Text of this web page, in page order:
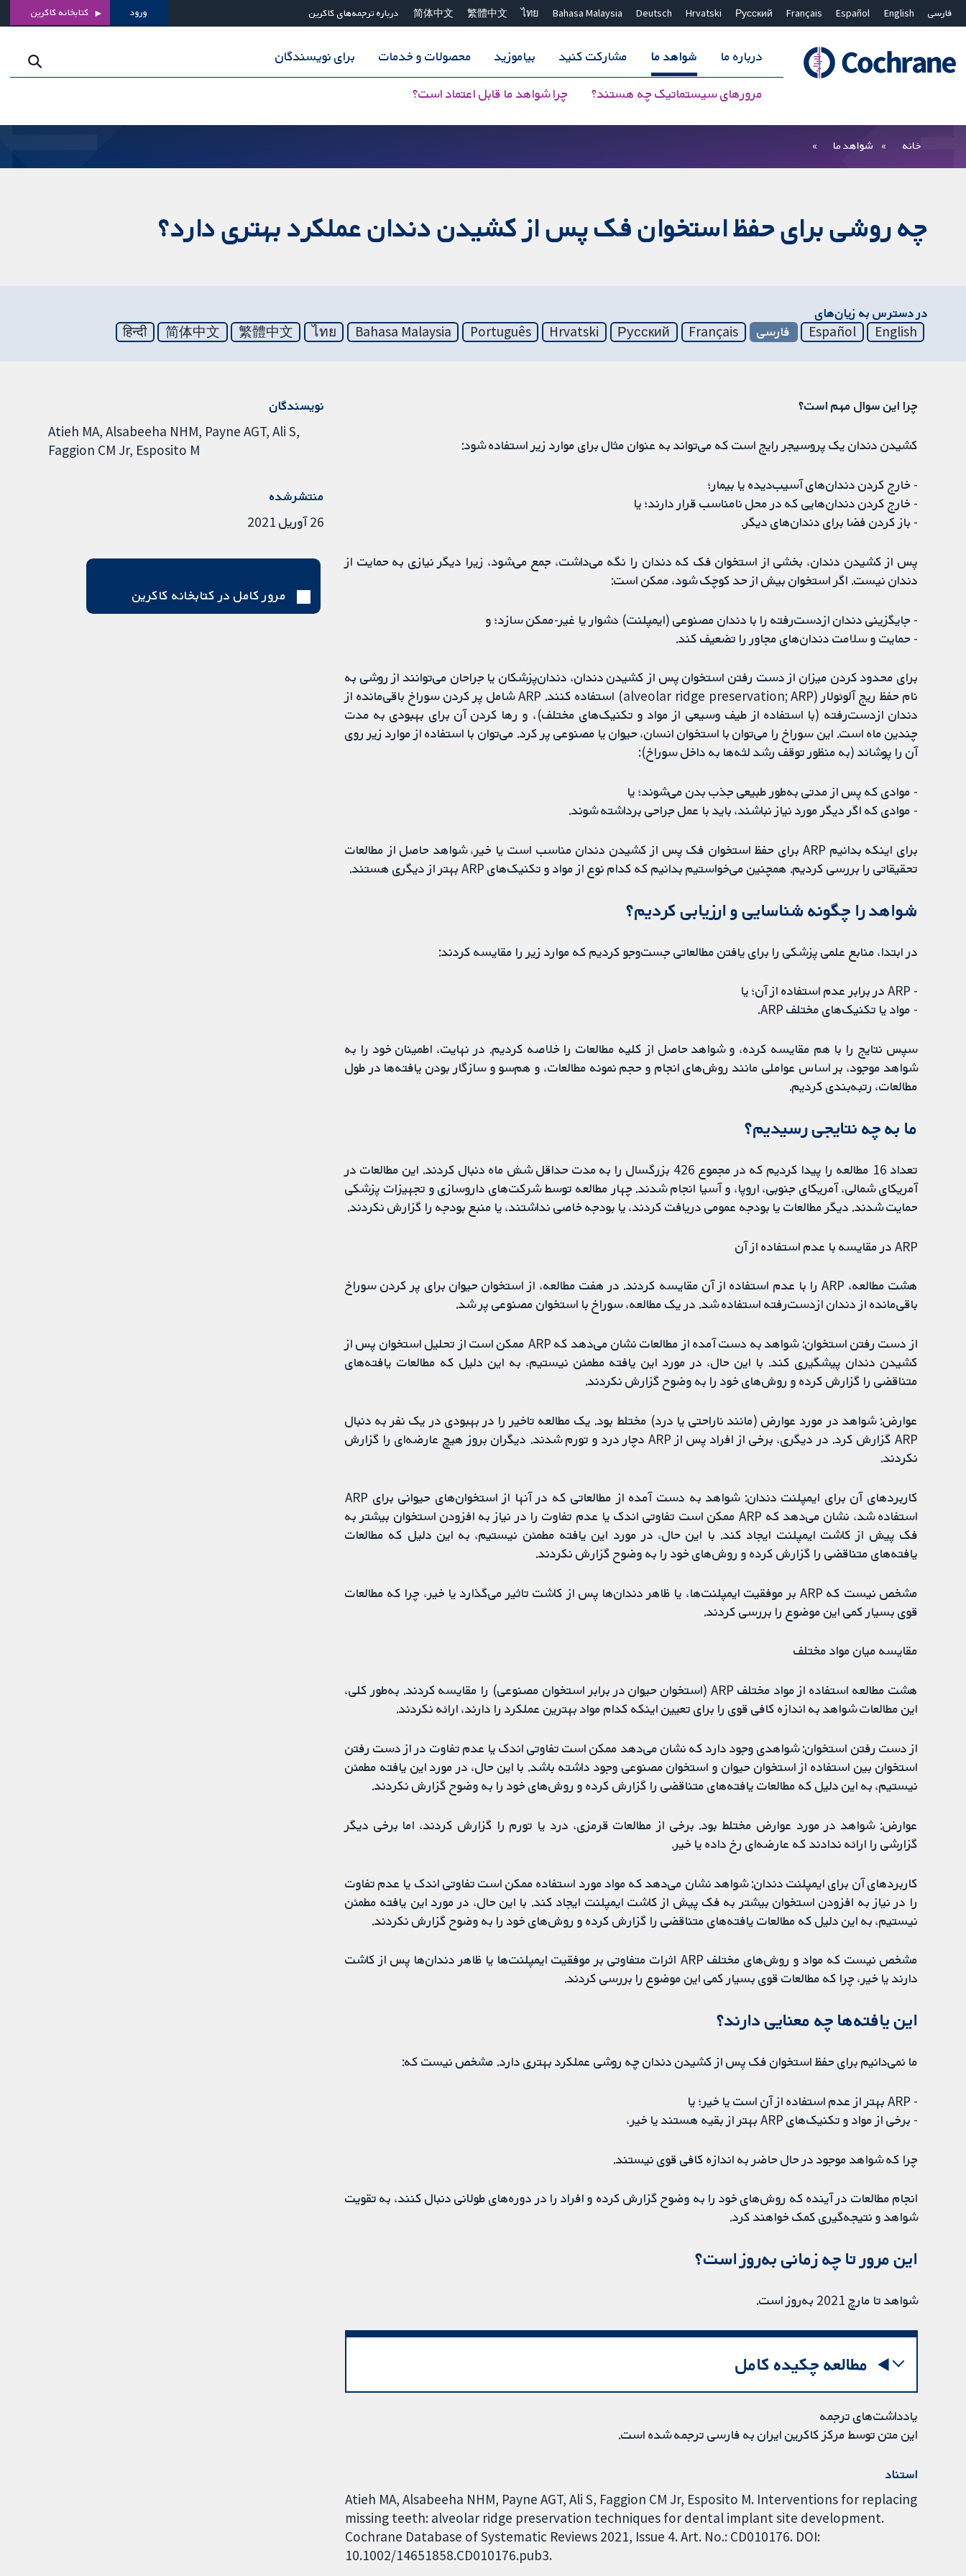
فارسی English
Español
Français
Русский
Hrvatski
Deutsch
Bahasa Malaysia
ไทย
繁體中文
简体中文 درباره ترجمه‌های کاکرین ورود کتابخانه کاکرین
درباره ما شواهد ما
مرورهای سیستماتیک چه هستند؟ چرا شواهد ما قابل اعتماد است؟
مشارکت کنید بیاموزید محصولات و خدمات برای نویسندگان
بستن جستجو ✖
خانه شواهد ما
چه روشی برای حفظ استخوان فک پس از کشیدن دندان عملکرد بهتری دارد؟
در دسترس به زیان‌های
English
Español فارسی Français
Русский
Hrvatski
Português
Bahasa Malaysia
ไทย
繁體中文
简体中文
हिन्दी
چرا این سوال مهم است؟
کشیدن دندان یک پروسیجر رایج است که می‌تواند به عنوان مثال برای موارد زیر استفاده شود:
- خارج کردن دندان‌های آسیب‌دیده یا بیمار؛
- خارج کردن دندان‌هایی که در محل نامناسب قرار دارند؛ یا
- باز کردن فضا برای دندان‌های دیگر.
پس از کشیدن دندان، بخشی از استخوان فک که دندان را نگه می‌داشت، جمع می‌شود، زیرا دیگر نیازی به حمایت از
دندان نیست. اگر استخوان بیش از حد کوچک شود، ممکن است:
- جایگزینی دندان از‌دست‌رفته را با دندان مصنوعی (ایمپلنت) دشوار یا غیر-ممکن سازد؛ و
- حمایت و سلامت دندان‌های مجاور را تضعیف کند.
برای محدود کردن میزان از دست رفتن استخوان پس از کشیدن دندان، دندان‌پزشکان یا جراحان می‌توانند از روشی به
نام حفظ ریج آلوئولار (alveolar ridge preservation; ARP) استفاده کنند. ARP شامل پر کردن سوراخ باقی‌مانده از
دندان ازدست‌رفته (با استفاده از طیف وسیعی از مواد و تکنیک‌های مختلف)، و رها کردن آن برای بهبودی به مدت
چندین ماه است. این سوراخ را می‌توان با استخوان انسان، حیوان یا مصنوعی پر کرد. می‌توان با استفاده از موارد زیر روی
آن را پوشاند (به منظور توقف رشد لثه‌ها به داخل سوراخ):
- موادی که پس از مدتی به‌طور طبیعی جذب بدن می‌شوند؛ یا
- موادی که اگر دیگر مورد نیاز نباشند، باید با عمل جراحی برداشته شوند.
برای اینکه بدانیم ARP برای حفظ استخوان فک پس از کشیدن دندان مناسب است یا خیر، شواهد حاصل از مطالعات
تحقیقاتی را بررسی کردیم. همچنین می‌خواستیم بدانیم که کدام نوع از مواد و تکنیک‌های ARP بهتر از دیگری هستند.
شواهد را چگونه شناسایی و ارزیابی کردیم؟
در ابتدا، منابع علمی پزشکی را برای یافتن مطالعاتی جست‌وجو کردیم که موارد زیر را مقایسه کردند:
- ARP در برابر عدم استفاده از آن؛ یا
- مواد یا تکنیک‌های مختلف ARP.
سپس نتایج را با هم مقایسه کرده، و شواهد حاصل از کلیه مطالعات را خلاصه کردیم. در نهایت، اطمینان خود را به
شواهد موجود، بر اساس عواملی مانند روش‌های انجام و حجم نمونه مطالعات، و هم‌سو و سازگار بودن یافته‌ها در طول
مطالعات، رتبه‌بندی کردیم.
ما به چه نتایجی رسیدیم؟
تعداد 16 مطالعه را پیدا کردیم که در مجموع 426 بزرگسال را به مدت حداقل شش ماه دنبال کردند. این مطالعات در
آمریکای شمالی، آمریکای جنوبی، اروپا، و آسیا انجام شدند. چهار مطالعه توسط شرکت‌های داروسازی و تجهیزات پزشکی
حمایت شدند. دیگر مطالعات یا بودجه عمومی دریافت کردند، یا بودجه خاصی نداشتند، یا منبع بودجه را گزارش نکردند.
ARP در مقایسه با عدم استفاده از آن
هشت مطالعه، ARP را با عدم استفاده از آن مقایسه کردند. در هفت مطالعه، از استخوان حیوان برای پر کردن سوراخ
باقی‌مانده از دندان از‌دست‌رفته استفاده شد. در یک مطالعه، سوراخ با استخوان مصنوعی پر شد.
از دست رفتن استخوان: شواهد به دست آمده از مطالعات نشان می‌دهد که ARP ممکن است از تحلیل استخوان پس از
کشیدن دندان پیشگیری کند. با این حال، در مورد این یافته مطمئن نیستیم، به این دلیل که مطالعات یافته‌های
متناقضی را گزارش کرده و روش‌های خود را به وضوح گزارش نکردند.
عوارض: شواهد در مورد عوارض (مانند ناراحتی یا درد) مختلط بود. یک مطالعه تاخیر را در بهبودی در یک نفر به دنبال
ARP گزارش کرد. در دیگری، برخی از افراد پس از ARP دچار درد و تورم شدند. دیگران بروز هیچ عارضه‌ای را گزارش
نکردند.
کاربردهای آن برای ایمپلنت دندان: شواهد به دست آمده از مطالعاتی که در آنها از استخوان‌های حیوانی برای ARP
استفاده شد، نشان می‌دهد که ARP ممکن است تفاوتی اندک یا عدم تفاوت را در نیاز به افزودن استخوان بیشتر به
فک پیش از کاشت ایمپلنت ایجاد کند. با این حال، در مورد این یافته مطمئن نیستیم، به این دلیل که مطالعات
یافته‌های متناقضی را گزارش کرده و روش‌های خود را به وضوح گزارش نکردند.
مشخص نیست که ARP بر موفقیت ایمپلنت‌ها، یا ظاهر دندان‌ها پس از کاشت تاثیر می‌گذارد یا خیر، چرا که مطالعات
قوی بسیار کمی این موضوع را بررسی کردند.
مقایسه میان مواد مختلف
هشت مطالعه استفاده از مواد مختلف ARP (استخوان حیوان در برابر استخوان مصنوعی) را مقایسه کردند. به‌طور کلی،
این مطالعات شواهد به اندازه کافی قوی را برای تعیین اینکه کدام مواد بهترین عملکرد را دارند، ارائه نکردند.
از دست رفتن استخوان: شواهدی وجود دارد که نشان می‌دهد ممکن است تفاوتی اندک یا عدم تفاوت در از دست رفتن
استخوان بین استفاده از استخوان حیوان و استخوان مصنوعی وجود داشته باشد. با این حال، در مورد این یافته مطمئن
نیستیم، به این دلیل که مطالعات یافته‌های متناقضی را گزارش کرده و روش‌های خود را به وضوح گزارش نکردند.
عوارض: شواهد در مورد عوارض مختلط بود. برخی از مطالعات قرمزی، درد یا تورم را گزارش کردند، اما برخی دیگر
گزارشی را ارائه ندادند که عارضه‌ای رخ داده یا خیر.
کاربردهای آن برای ایمپلنت دندان: شواهد نشان می‌دهد که مواد مورد استفاده ممکن است تفاوتی اندک یا عدم تفاوت
را در نیاز به افزودن استخوان بیشتر به فک پیش از کاشت ایمپلنت ایجاد کند. با این حال، در مورد این یافته مطمئن
نیستیم، به این دلیل که مطالعات یافته‌های متناقضی را گزارش کرده و روش‌های خود را به وضوح گزارش نکردند.
مشخص نیست که مواد و روش‌های مختلف ARP اثرات متفاوتی بر موفقیت ایمپلنت‌ها یا ظاهر دندان‌ها پس از کاشت
دارند یا خیر، چرا که مطالعات قوی بسیار کمی این موضوع را بررسی کردند.
این یافته‌ها چه معنایی دارند؟
ما نمی‌دانیم برای حفظ استخوان فک پس از کشیدن دندان چه روشی عملکرد بهتری دارد. مشخص نیست که:
- ARP بهتر از عدم استفاده از آن است یا خیر؛ یا
- برخی از مواد و تکنیک‌های ARP بهتر از بقیه هستند یا خیر،
چرا که شواهد موجود در حال حاضر به اندازه کافی قوی نیستند.
انجام مطالعات در آینده که روش‌های خود را به وضوح گزارش کرده و افراد را در دوره‌های طولانی دنبال کنند، به تقویت
شواهد و نتیجه‌گیری کمک خواهند کرد.
این مرور تا چه زمانی به‌روز است؟
شواهد تا مارچ 2021 به‌روز است.
مطالعه چکیده کامل
یادداشت‌های ترجمه
این متن توسط مرکز کاکرین ایران به فارسی ترجمه شده است.
استناد
Atieh MA, Alsabeeha NHM, Payne AGT, Ali S, Faggion CM Jr, Esposito M. Interventions for replacing
missing teeth: alveolar ridge preservation techniques for dental implant site development.
Cochrane Database of Systematic Reviews 2021, Issue 4. Art. No.: CD010176. DOI:
10.1002/14651858.CD010176.pub3.
نویسندگان
Atieh MA Alsabeeha NHM Payne AGT Ali S
Faggion CM Jr Esposito M
منتشرشده
26 آوریل 2021
مرور کامل در کتابخانه کاکرین